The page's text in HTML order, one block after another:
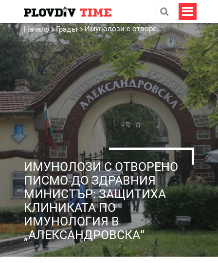
Начало Градът Имунолози с отворено писмо до здравния министър: Защитиха клиниката по имунология в „Александровска“
ИМУНОЛОЗИ С ОТВОРЕНО
ПИСМО ДО ЗДРАВНИЯ
МИНИСТЪР: ЗАЩИТИХА
КЛИНИКАТА ПО
ИМУНОЛОГИЯ В
„АЛЕКСАНДРОВСКА“